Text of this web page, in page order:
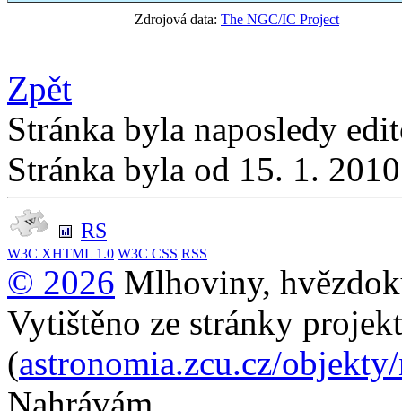
Zdrojová data: The NGC/IC Project
Zpět
Stránka byla naposledy
Stránka byla od 15. 1.
RS
W3C XHTML 1.0 W3C CSS RSS
© 2026 Mlhoviny,
Vytištěno ze stránky
(astronomia.zcu.cz/
Nahrávám...